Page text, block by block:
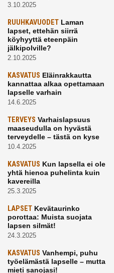
3.10.2025
RUUHKAVUODET Laman
lapset, ettehän siirrä
köyhyyttä eteenpäin
jälkipolville?
2.10.2025
KASVATUS Eläinrakkautta
kannattaa alkaa opettamaan
lapselle varhain
14.6.2025
TERVEYS Varhaislapsuus
maaseudulla on hyvästä
terveydelle – tästä on kyse
10.4.2025
KASVATUS Kun lapsella ei ole
yhtä hienoa puhelinta kuin
kavereilla
25.3.2025
LAPSET Kevätaurinko
porottaa: Muista suojata
lapsen silmät!
24.3.2025
KASVATUS Vanhempi, puhu
työelämästä lapselle – mutta
mieti sanojasi!